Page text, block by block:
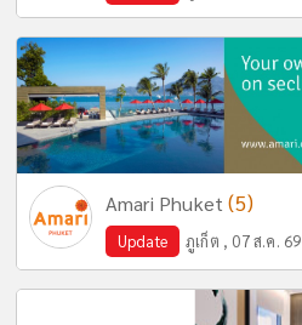
Amari Phuket(5)
Update ภูเก็ต , 07 ส.ค. 69